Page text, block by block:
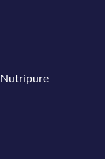
Nutripure